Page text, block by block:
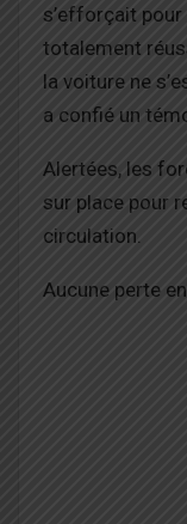
s’efforçait pour
totalement
la voiture ne
a confié un
Alertées, les
sur place pour
circulation.
Aucune perte